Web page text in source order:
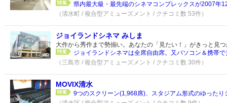
県内最大級・最先端のシネマコンプレックスが2007年
（清水町 / 複合型アミューズメント / クチコミ数 53件）
ジョイランドシネマ みしま
大作から秀作まで勢揃い。あなたの「見たい！」がきっと見
ジョイランドシネマは全席自由席。又パソコン＆携帯
（三島市 / 複合型アミューズメント / クチコミ数 30件）
MOVIX清水
9つのスクリーン(1,968席)、スタジアム形式のゆったり